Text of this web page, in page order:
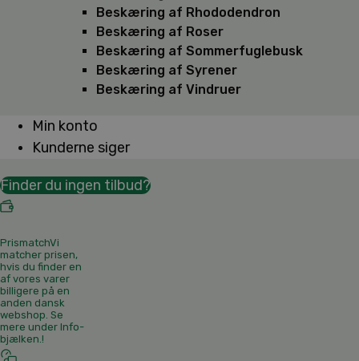
Beskæring af Rhododendron
Beskæring af Roser
Beskæring af Sommerfuglebusk
Beskæring af Syrener
Beskæring af Vindruer
Min konto
Kunderne siger
Finder du ingen tilbud?
PrismatchVi
matcher prisen,
hvis du finder en
af vores varer
billigere på en
anden dansk
webshop. Se
mere under Info-
bjælken.!